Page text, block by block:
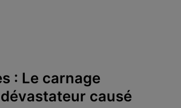
: Le carnage
causé